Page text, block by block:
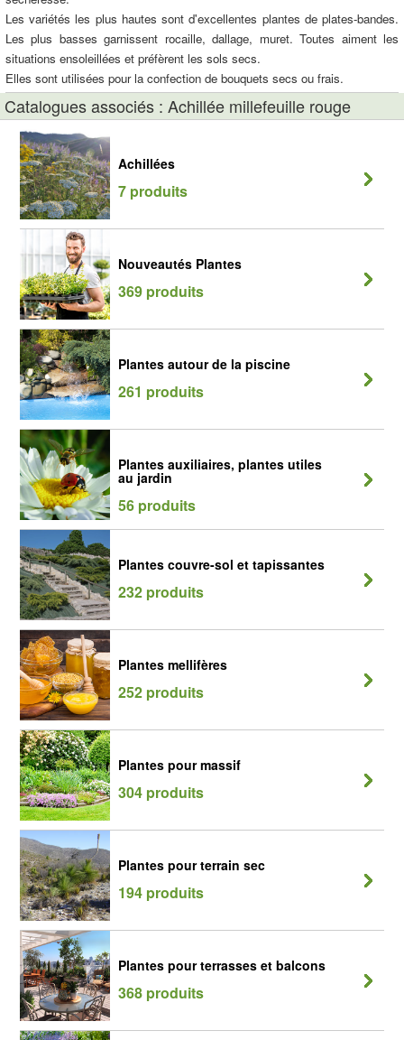
Les variétés les plus hautes sont d'excellentes plantes de plates-bandes.
Les plus basses garnissent rocaille, dallage, muret. Toutes aiment les
situations ensoleillées et préfèrent les sols secs.
Elles sont utilisées pour la confection de bouquets secs ou frais.
Catalogues associés : Achillée millefeuille rouge
Achillées
7 produits
Nouveautés Plantes
369 produits
Plantes autour de la piscine
261 produits
Plantes auxiliaires, plantes utiles
au jardin
56 produits
Plantes couvre-sol et tapissantes
232 produits
Plantes mellifères
252 produits
Plantes pour massif
304 produits
Plantes pour terrain sec
194 produits
Plantes pour terrasses et balcons
368 produits